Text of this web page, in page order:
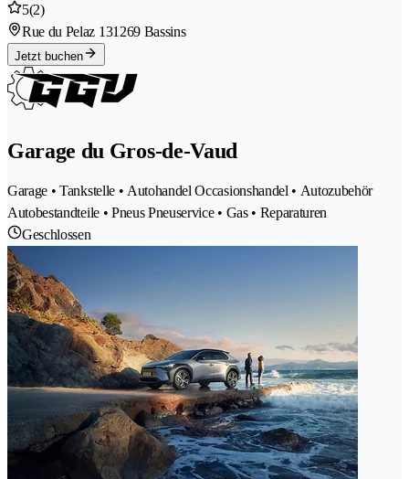
5(2)
Rue du Pelaz 131269 Bassins
Jetzt buchen
Garage du Gros-de-Vaud
Garage • Tankstelle • Autohandel Occasionshandel • Autozubehör
Autobestandteile • Pneus Pneuservice • Gas • Reparaturen
Geschlossen